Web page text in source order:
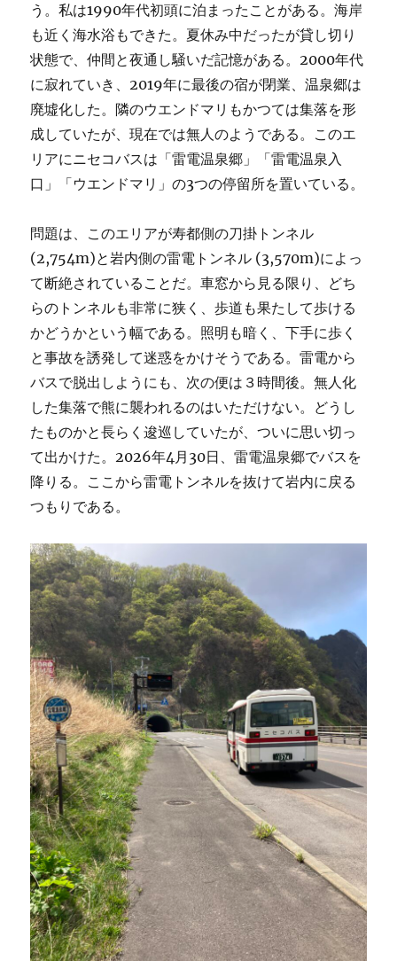
う。私は1990年代初頭に泊まったことがある。海岸
も近く海水浴もできた。夏休み中だったが貸し切り
状態で、仲間と夜通し騒いだ記憶がある。2000年代
に寂れていき、2019年に最後の宿が閉業、温泉郷は
廃墟化した。隣のウエンドマリもかつては集落を形
成していたが、現在では無人のようである。このエ
リアにニセコバスは「雷電温泉郷」「雷電温泉入
口」「ウエンドマリ」の3つの停留所を置いている。
問題は、このエリアが寿都側の刀掛トンネル
(2,754m)と岩内側の雷電トンネル (3,570m)によっ
て断絶されていることだ。車窓から見る限り、どち
らのトンネルも非常に狭く、歩道も果たして歩ける
かどうかという幅である。照明も暗く、下手に歩く
と事故を誘発して迷惑をかけそうである。雷電から
バスで脱出しようにも、次の便は３時間後。無人化
した集落で熊に襲われるのはいただけない。どうし
たものかと長らく逡巡していたが、ついに思い切っ
て出かけた。2026年4月30日、雷電温泉郷でバスを
降りる。ここから雷電トンネルを抜けて岩内に戻る
つもりである。